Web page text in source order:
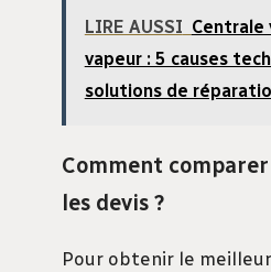
LIRE AUSSI Centrale
vapeur : 5 causes
solutions de
Comment
les devis ?
Pour obtenir le